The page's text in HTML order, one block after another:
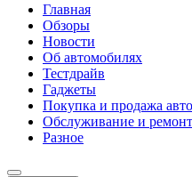
Главная
Обзоры
Новости
Об автомобилях
Тестдрайв
Гаджеты
Покупка и продажа авто
Обслуживание и
Разное